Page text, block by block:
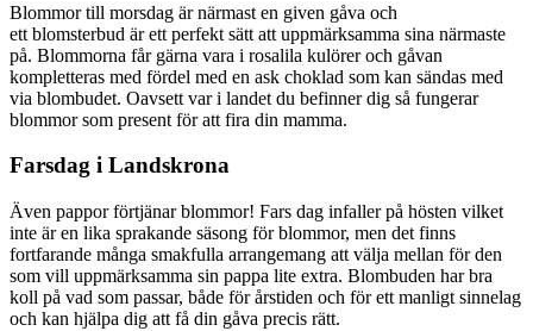
Blommor till morsdag är närmast en given gåva och
ett blomsterbud är ett perfekt sätt att uppmärksamma sina närmaste
på. Blommorna får gärna vara i rosalila kulörer och gåvan
kompletteras med fördel med en ask choklad som kan sändas med
via blombudet. Oavsett var i landet du befinner dig så fungerar
blommor som present för att fira din mamma.
Farsdag i Landskrona
Även pappor förtjänar blommor! Fars dag infaller på hösten vilket
inte är en lika sprakande säsong för blommor, men det finns
fortfarande många smakfulla arrangemang att välja mellan för den
som vill uppmärksamma sin pappa lite extra. Blombuden har bra
koll på vad som passar, både för årstiden och för ett manligt sinnelag
och kan hjälpa dig att få din gåva precis rätt.